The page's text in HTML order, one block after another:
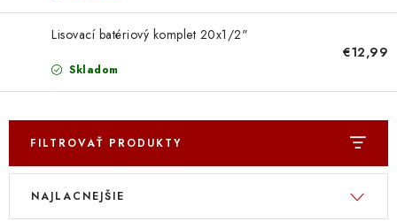
Lisovací batériový komplet 20x1/2"
Skladom
€12,99
FILTROVAŤ PRODUKTY
V
R
NAJLACNEJŠIE